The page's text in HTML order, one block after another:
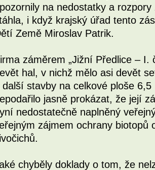
na nedostatky a
i když krajský úřad tento
Země Miroslav Patrik.
záměrem „Jižní Předlice –
hal, v nichž mělo asi devět
další stavby na celkové ploše
jasně prokázat, že její
nedostatečně naplněný
zájmem ochrany biotopů
chyběly doklady o tom, že